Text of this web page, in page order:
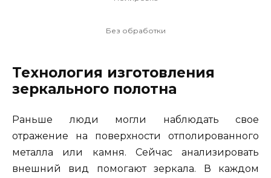
Без обработки
Технология изготовления
зеркального полотна
Раньше люди могли наблюдать свое
отражение на поверхности отполированного
металла или камня. Сейчас анализировать
внешний вид помогают зеркала. В каждом